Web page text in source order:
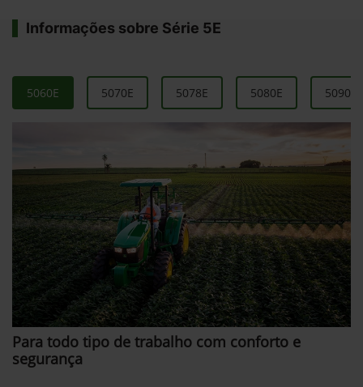
Informações sobre Série 5E
5060E 5070E 5078E 5080E 5090E
Para todo tipo de trabalho com conforto e
segurança